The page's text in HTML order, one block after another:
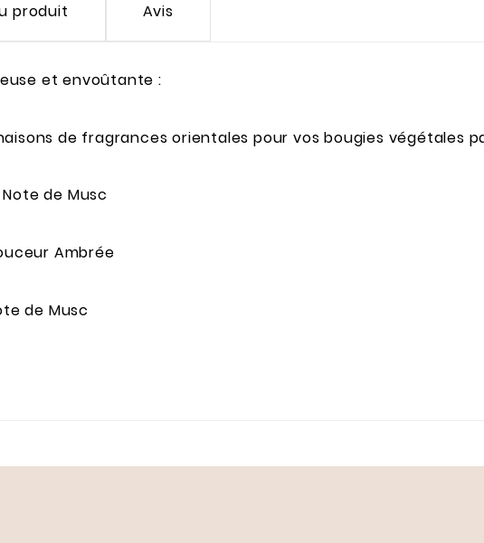
produit Avis
et envoûtante :
de fragrances orientales pour vos bougies végétales
de Musc
Ambrée
de Musc